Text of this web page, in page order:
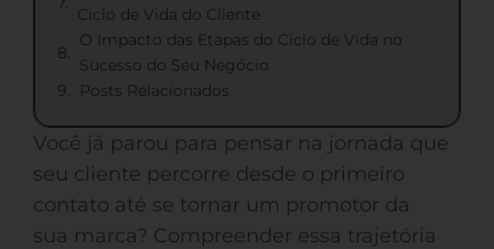
Ciclo de Vida do Cliente
O Impacto das Etapas do Ciclo de Vida no
Sucesso do Seu Negócio
Posts Relacionados
Você já parou para pensar na jornada que
seu cliente percorre desde o primeiro
contato até se tornar um promotor da
sua marca? Compreender essa trajetória